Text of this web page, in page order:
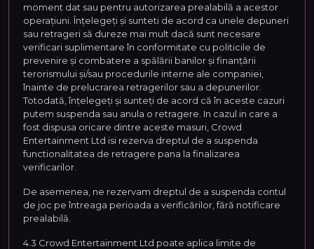
moment dat sau pentru autorizarea prealabilă a acestor
operațiuni. Înțelegeți și sunteti de acord ca unele depuneri
sau retrageri să dureze mai mult dacă sunt necesare
verificari suplimentare în conformitate cu politicile de
prevenire şi combatere a spălării banilor şi finanţării
terorismului și/sau procedurile interne ale companiei,
înainte de prelucrarea retragerilor sau a depunerilor.
Totodată, înțelegeți și sunteți de acord că în aceste cazuri
putem suspenda sau anula o retragere. In cazul in care a
fost dispusa oricare dintre aceste masuri, Crowd
Entertainment Ltd isi rezerva dreptul de a suspenda
functionalitatea de retragere pana la finalizarea
verificarilor.
De asemenea, ne rezervam dreptul de a suspenda contul
de joc pe întreaga perioada a verificărilor, fără notificare
prealabilă.
4.3 Crowd Entertainment Ltd poate aplica limite de